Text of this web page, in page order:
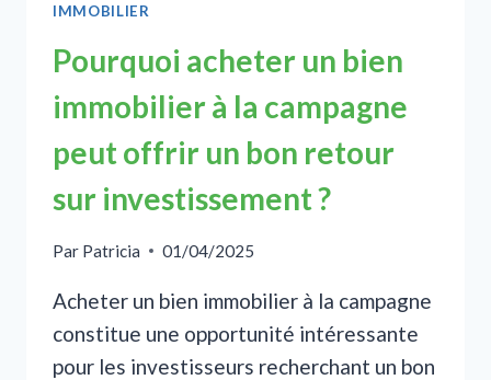
IMMOBILIER
Pourquoi acheter un bien
immobilier à la campagne
peut offrir un bon retour
sur investissement ?
Par Patricia 01/04/2025
Acheter un bien immobilier à la campagne
constitue une opportunité intéressante
pour les investisseurs recherchant un bon